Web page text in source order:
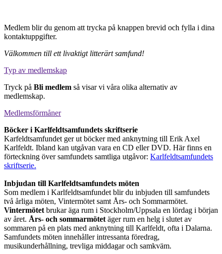
Medlem blir du genom att trycka på knappen brevid och fylla i dina
kontaktuppgifter.
Välkommen till ett livaktigt litterärt samfund!
Typ av medlemskap
Tryck på Bli medlem så visar vi våra olika alternativ av
medlemskap.
Medlemsförmåner
Böcker i Karlfeldtsamfundets skriftserie
Karfeldtsamfundet ger ut böcker med anknytning till Erik Axel
Karlfeldt. Ibland kan utgåvan vara en CD eller DVD. Här finns en
förteckning över samfundets samtliga utgåvor: Karlfeldtsamfundets
skriftserie.
Inbjudan till Karlfeldtsamfundets möten
Som medlem i Karlfeldtsamfundet blir du inbjuden till samfundets
två årliga möten, Vintermötet samt Års- och Sommarmötet.
Vintermötetbrukar äga rum i Stockholm/Uppsala en lördag i början
av året. Års- och sommarmötetäger rum en helg i slutet av
sommaren på en plats med anknytning till Karlfeldt, ofta i Dalarna.
Samfundets möten innehåller intressanta föredrag,
musikunderhållning, trevliga middagar och samkväm.